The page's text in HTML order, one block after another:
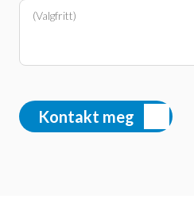
e
i
Kontakt meg